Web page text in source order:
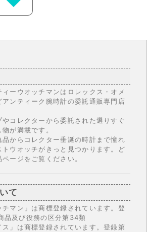
ーウオッチマンはロレックス・オメ
アンティーク腕時計の委託通販専門店
やコレクターから委託された選りすぐ
が満載です。
からコレクター垂涎の時計まで憧れ
ウオッチがきっと見つかります。ど
ージをご覧ください。
て
チマン」は商標登録されています。登
品及び役務の区分第34類
ス」は商標登録されています。登録第